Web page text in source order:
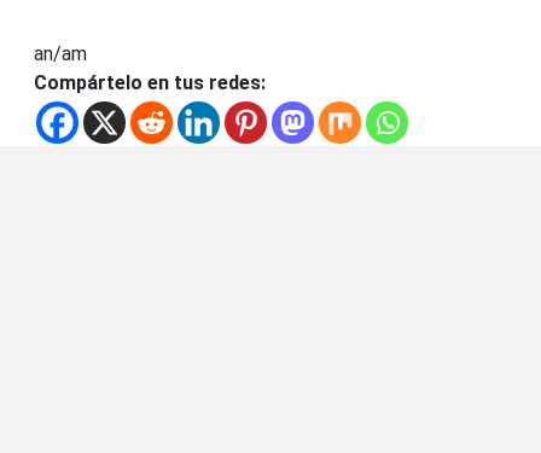
an/am
Compártelo en tus redes: